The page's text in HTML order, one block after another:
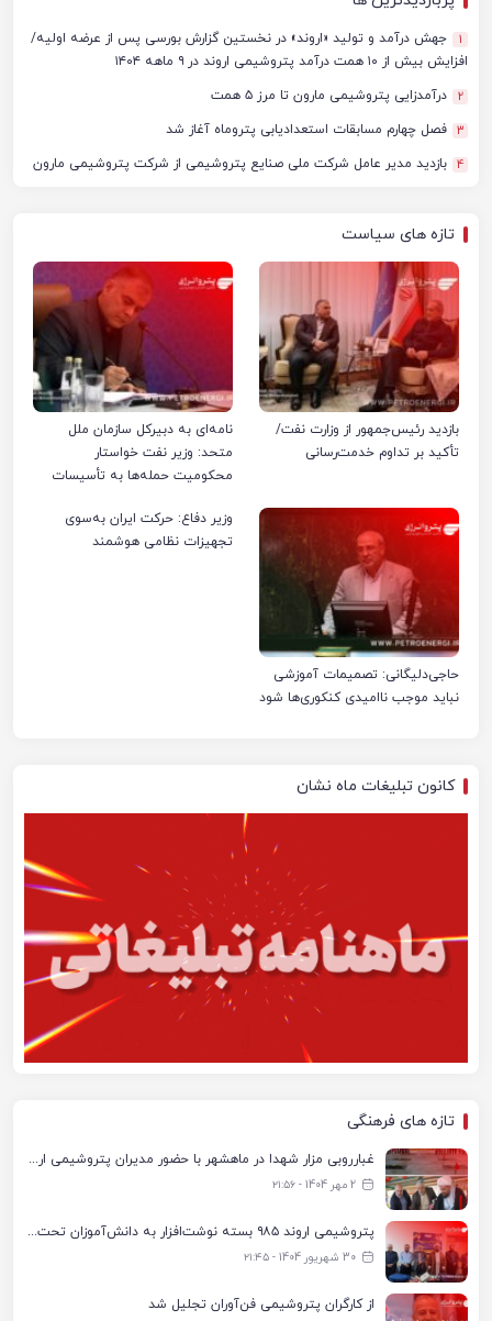
1
جهش درآمد و تولید «اروند» در نخستین گزارش بورسی پس از عرضه اولیه/
افزایش بیش از ۱۰ همت درآمد پتروشیمی اروند در ۹ ماهه ۱۴۰۴
2 درآمدزایی پتروشیمی مارون تا مرز ۵ همت
3 فصل چهارم مسابقات استعدادیابی پتروماه آغاز شد
4 بازدید مدیر عامل شرکت ملی صنایع پتروشیمی از شرکت پتروشیمی مارون
تازه های سیاست
بازدید رئیس‌جمهور از وزارت نفت/
تأکید بر تداوم خدمت‌رسانی
نامه‌ای به دبیرکل سازمان ملل
متحد: وزیر نفت خواستار
محکومیت حمله‌ها به تأسیسات
حاجی‌دلیگانی: تصمیمات آموزشی
نباید موجب ناامیدی کنکوری‌ها شود
وزیر دفاع: حرکت ایران به‌سوی
تجهیزات نظامی هوشمند
کانون تبلیغات ماه نشان
تازه های فرهنگی
غبارروبی مزار شهدا در ماهشهر با حضور مدیران پتروشیمی اروند و مسئولان شهری
2 مهر 1404 - ۲۱:۵۶
پتروشیمی اروند ۹۸۵ بسته نوشت‌افزار به دانش‌آموزان تحت پوشش کمیته امداد بندرماهشهر اهدا کرد
30 شهریور 1404 - ۲۱:۴۵
از کارگران پتروشیمی فن‌آوران تجلیل شد